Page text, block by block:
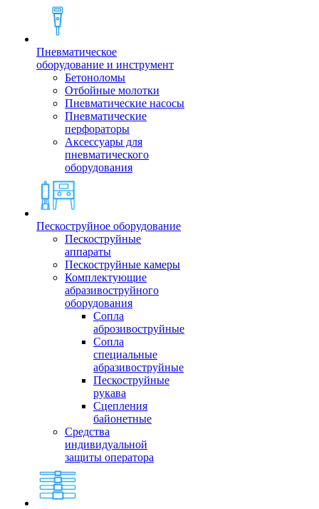
Пневматическое
оборудование и инструмент
Бетоноломы
Отбойные молотки
Пневматические насосы
Пневматические
перфораторы
Аксессуары для
пневматического
оборудования
Пескоструйное оборудование
Пескоструйные
аппараты
Пескоструйные камеры
Комплектующие
абразивоструйного
оборудования
Сопла
аброзивоструйные
Сопла
специальные
абразивоструйные
Пескоструйные
рукава
Сцепления
байонетные
Средства
индивидуальной
защиты оператора